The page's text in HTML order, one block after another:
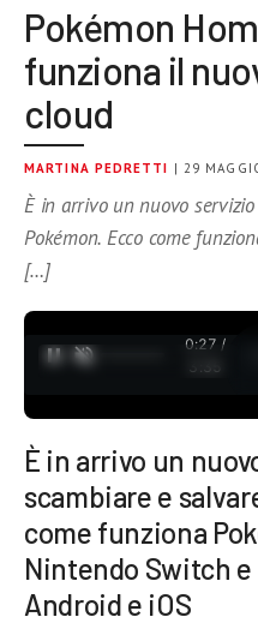
Pokémon
funziona il
cloud
MARTINA PEDRETTI | 29
È in arrivo un nuovo
Pokémon. Ecco come
[…]
0:27 /
3:35
È in arrivo un
scambiare e
come funziona
Nintendo Switch
Android e iOS